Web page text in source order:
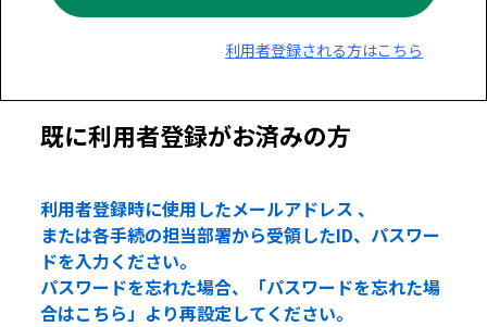
利用者登録される方はこちら
既に利用者登録がお済みの方
利用者登録時に使用したメールアドレス 、
または各手続の担当部署から受領したID、パスワー
ドを入力ください。
パスワードを忘れた場合、「パスワードを忘れた場
合はこちら」より再設定してください。